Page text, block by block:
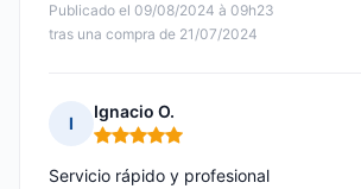
Publicado el 09/08/2024 à 09h23
tras una compra de 21/07/2024
I
Ignacio O.
Nota: 5 de 5
Servicio rápido y profesional